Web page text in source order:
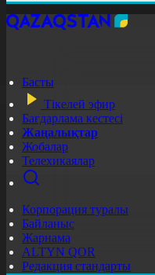
Басты
Тікелей эфир
Бағдарлама кестесі
Жаңалықтар
Жобалар
Телехикаялар
Корпорация туралы
Байланыс
Жарнама
ALTYN QOR
Редакция стандарты